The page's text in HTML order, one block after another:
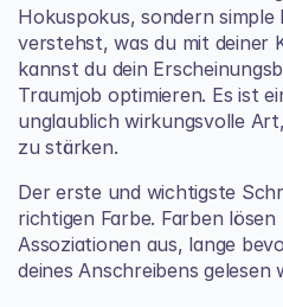
Hokuspokus, sondern simple
verstehst, was du mit deiner
kannst du dein
Traumjob optimieren. Es ist
unglaublich wirkungsvolle
zu stärken.
Der erste und wichtigste
richtigen Farbe. Farben
Assoziationen aus, lange
deines Anschreibens gelesen